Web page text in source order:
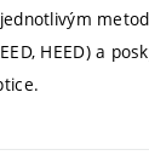
HEED) a